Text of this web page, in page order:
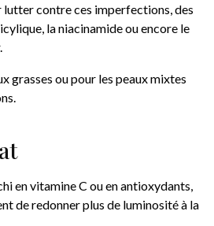
lutter contre ces imperfections, des
la niacinamide ou encore le
grasses ou pour les peaux mixtes
en vitamine C ou en antioxydants,
de redonner plus de luminosité à la